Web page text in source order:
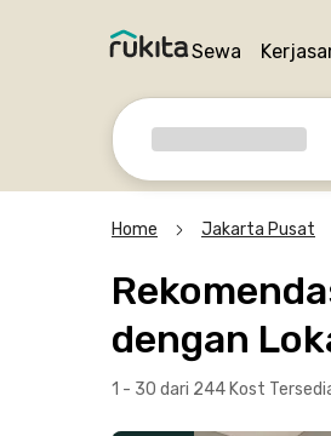
Sewa
Home Jakarta Pusat
dengan
1 - 30 dari 244 Kost